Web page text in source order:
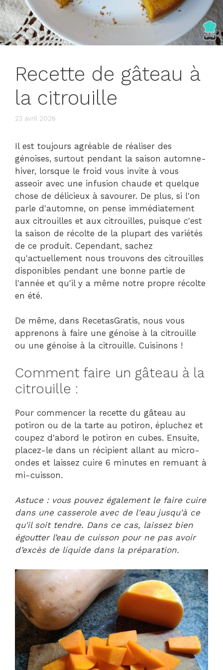
Recette de gâteau à
la citrouille
23 avril 2026
Il est toujours agréable de réaliser des
génoises, surtout pendant la saison automne-
hiver, lorsque le froid vous invite à vous
asseoir avec une infusion chaude et quelque
chose de délicieux à savourer. De plus, si l'on
parle d'automne, on pense immédiatement
aux citrouilles et aux citrouilles, puisque c'est
la saison de récolte de la plupart des variétés
de ce produit. Cependant, sachez
qu'actuellement nous trouvons des citrouilles
disponibles pendant une bonne partie de
l'année et qu'il y a même notre propre récolte
en été.
De même, dans RecetasGratis, nous vous
apprenons à faire une génoise à la citrouille
ou une génoise à la citrouille. Cuisinons !
Comment faire un gâteau à la
citrouille :
Pour commencer la recette du gâteau au
potiron ou de la tarte au potiron, épluchez et
coupez d'abord le potiron en cubes. Ensuite,
placez-le dans un récipient allant au micro-
ondes et laissez cuire 6 minutes en remuant à
mi-cuisson.
Astuce : vous pouvez également le faire cuire
dans une casserole avec de l'eau jusqu'à ce
qu'il soit tendre. Dans ce cas, laissez bien
égoutter l’eau de cuisson pour ne pas avoir
d’excès de liquide dans la préparation.